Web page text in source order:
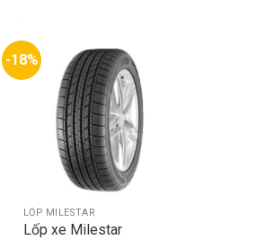
-18%
LỐP MILESTAR
Lốp xe Milestar